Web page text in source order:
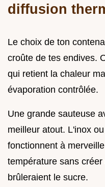
diffusion
Le choix de ton
croûte de tes endives.
qui retient la chaleur
évaporation contrôlée.
Une grande sauteuse
meilleur atout. L'inox
fonctionnent à
température sans
brûleraient le sucre.